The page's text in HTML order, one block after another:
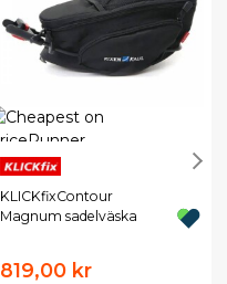
KLICKfixContour
Magnum sadelväska
819,00 kr